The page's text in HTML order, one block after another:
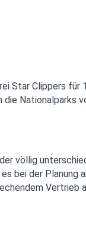
Clippers für
die Nationalparks
völlig
bei der Planung
Vertrieb